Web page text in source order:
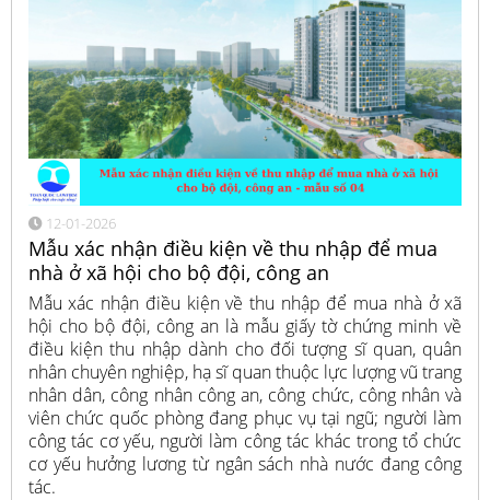
12-01-2026
Mẫu xác nhận điều kiện về thu nhập để mua
nhà ở xã hội cho bộ đội, công an
Mẫu xác nhận điều kiện về thu nhập để mua nhà ở xã
hội cho bộ đội, công an là mẫu giấy tờ chứng minh về
điều kiện thu nhập dành cho đối tượng sĩ quan, quân
nhân chuyên nghiệp, hạ sĩ quan thuộc lực lượng vũ trang
nhân dân, công nhân công an, công chức, công nhân và
viên chức quốc phòng đang phục vụ tại ngũ; người làm
công tác cơ yếu, người làm công tác khác trong tổ chức
cơ yếu hưởng lương từ ngân sách nhà nước đang công
tác.